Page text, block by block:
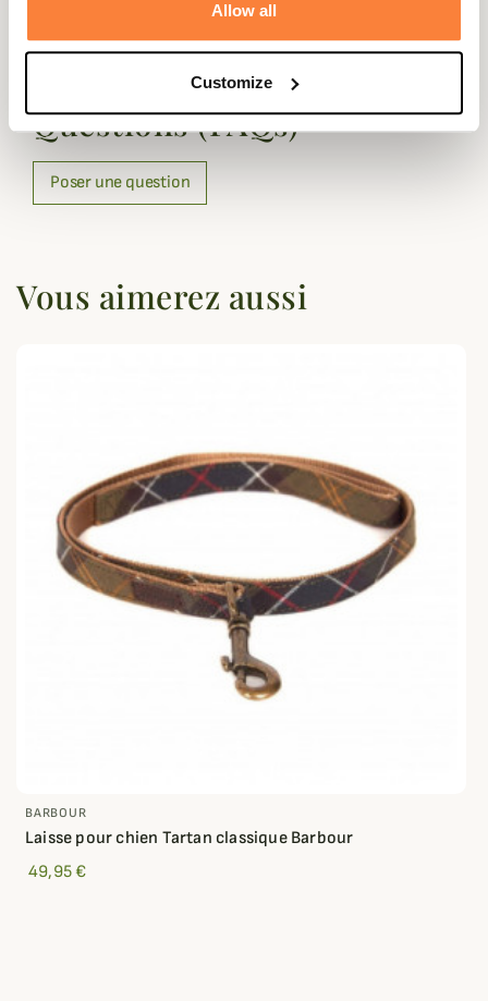
Allow all
Customize
Questions (FAQs)
Questions (FAQs)
Poser une question
Vous aimerez aussi
BARBOUR
Laisse pour chien Tartan classique Barbour
49,95 €